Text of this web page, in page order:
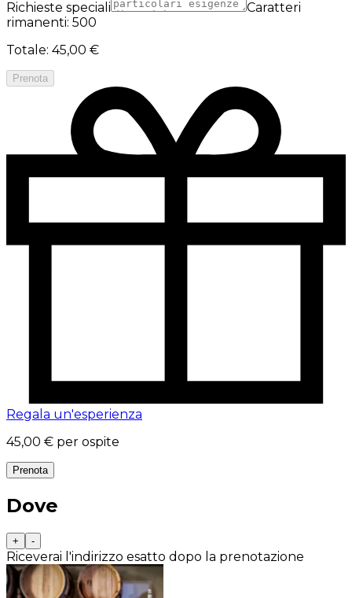
Richieste speciali
Caratteri
rimanenti: 500
Totale: 45,00 €
Prenota
Regala un'esperienza
45,00 € per ospite
Prenota
Dove
+ -
Riceverai l'indirizzo esatto dopo la prenotazione